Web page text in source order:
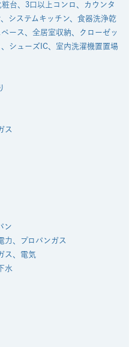
台、3口以上コンロ、カウンタ
システムキッチン、食器洗浄乾
ース、全居室収納、クローゼッ
シューズIC、室内洗濯機置置場
ス
ン
力、プロパンガス
ス、電気
水